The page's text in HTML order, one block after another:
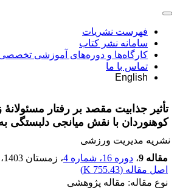
فهرست نشریات
سامانه نشر کتاب
کارگاه‌ها و دوره‌های آموزشی
تماس با ما
English
تأثیر جذابیت مقصد بر رفتار
کوهنوردان با نقش میانجی دلبستگی
نشریه مدیریت ورزشی
مقاله 9
، دوره 16، شماره 4 ، زمستان 1403
اصل مقاله (755.43 K
)
نوع مقاله: مقاله پژوهشی